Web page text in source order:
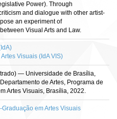
Power). Through
and dialogue with other artist-
an experiment of
Visual Arts and Law.
Visuais (IdA VIS)
— Universidade de Brasília,
de Artes, Programa de
Artes Visuais, Brasília, 2022.
Graduação em Artes Visuais